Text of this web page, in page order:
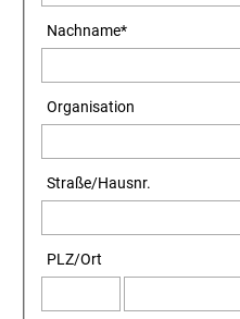
Nachname*
Organisation
Straße/Hausnr.
PLZ/Ort